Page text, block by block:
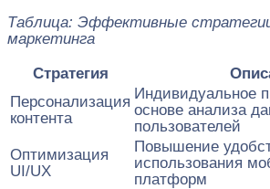
Таблица: Эффективные
маркетинга
Стратегия
Персонализация
контента
Индивидуальное
основе анализа
пользователей
Оптимизация
UI/UX
Повышение
использования
платформ